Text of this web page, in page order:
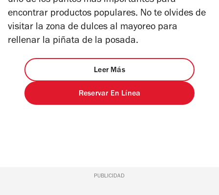
encontrar productos populares. No te olvides de
visitar la zona de dulces al mayoreo para
rellenar la piñata de la posada.
Leer Más
Reservar En Línea
PUBLICIDAD